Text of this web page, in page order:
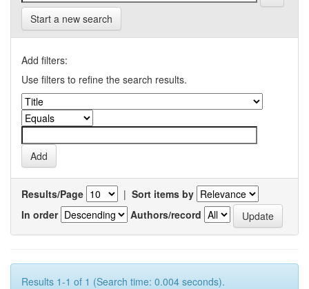
Start a new search
Add filters:
Use filters to refine the search results.
Results/Page | Sort items by
In order
Authors/record
Results 1-1 of 1 (Search time: 0.004 seconds).